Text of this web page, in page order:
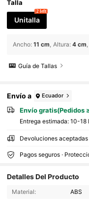
Talla
Unitalla
2 left
Ancho: 11 cm Altura: 4 cm
Guía de Tallas
Envío a Ecuador
Envío gratis(Pedidos
Entrega estimada: 10-18
Devoluciones aceptadas
Pagos seguros ·
Detalles Del Producto
Material: ABS
9
9